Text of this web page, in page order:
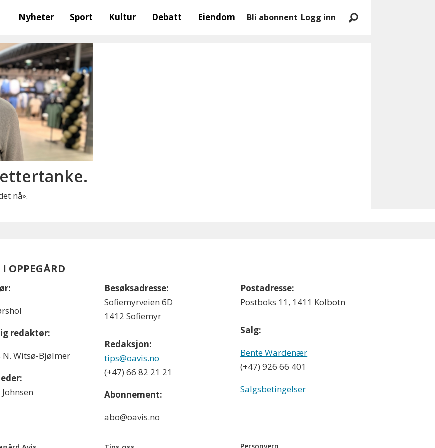
Nyheter Sport Kultur Debatt Eiendom Bli abonnent Logg inn
nå».
OPPEGÅRD
redaktør:
N. Witsø-Bjølmer
Besøksadresse:
Sofiemyrveien 6D
1412 Sofiemyr
Redaksjon:
tips@oavis.no
(+47) 66 82 21 21
Abonnement:
abo@oavis.no
Postadresse:
Postboks 11, 1411 Kolbotn
Salg:
Bente Wardenær
(+47) 926 66 401
Salgsbetingelser